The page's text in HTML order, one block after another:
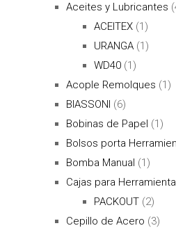
Aceites y Lubricantes
ACEITEX (1)
URANGA (1)
WD40 (1)
Acople Remolques (1)
BIASSONI (6)
Bobinas de Papel (1)
Bolsos porta
Bomba Manual (1)
Cajas para
PACKOUT (2)
Cepillo de Acero (3)